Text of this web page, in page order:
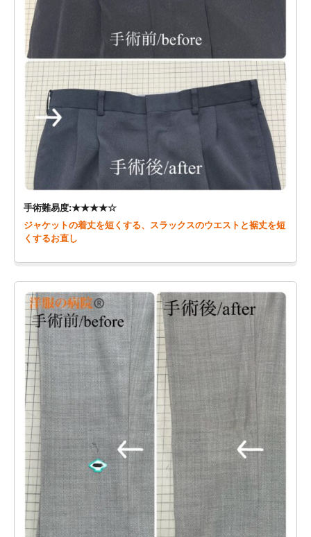
手術難易度:★★★★☆
ジャケットの着丈を短くする、スラックスのウエストと裾丈を短
くするお直し